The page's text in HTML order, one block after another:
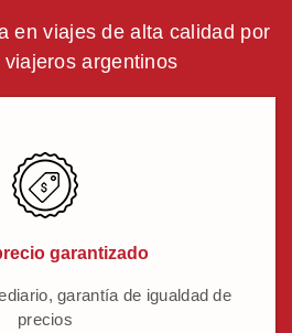
en viajes de alta calidad por
argentinos
garantizado
garantía de igualdad de
precios